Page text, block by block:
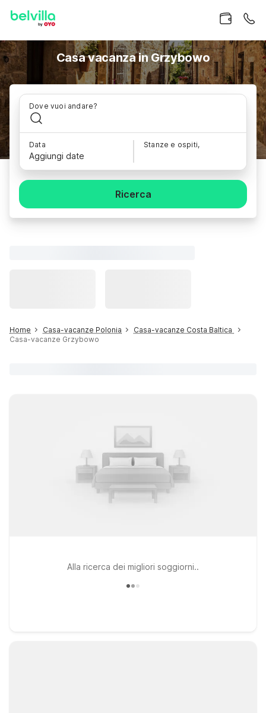
Casa vacanza in Grzybowo
Dove vuoi andare?
Data
Aggiungi date
Stanze e ospiti,
Ricerca
Home Casa-vacanze Polonia
Casa-vacanze Costa Baltica
Casa-vacanze Grzybowo
Alla ricerca dei migliori soggiorni..